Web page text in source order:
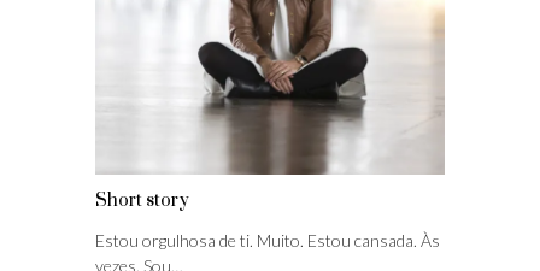
Short story
Estou orgulhosa de ti. Muito. Estou cansada. Às
vezes. Sou…